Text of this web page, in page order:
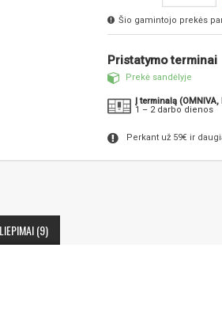
Šio gamintojo prekės
Pristatymo terminai
Prekė sandėlyje
Į terminalą
1 – 2 darbo dienos
Perkant už 59€ ir
(9)